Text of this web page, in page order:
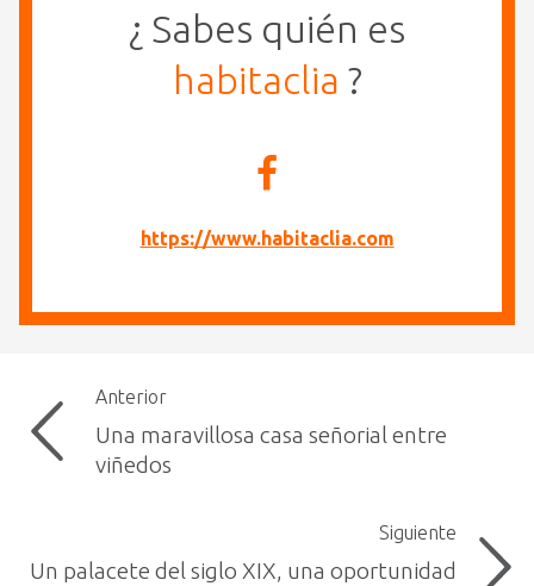
¿ Sabes quién es
habitaclia ?
https://www.habitaclia.com
Anterior
Una maravillosa casa señorial entre
viñedos
Siguiente
Un palacete del siglo XIX, una oportunidad